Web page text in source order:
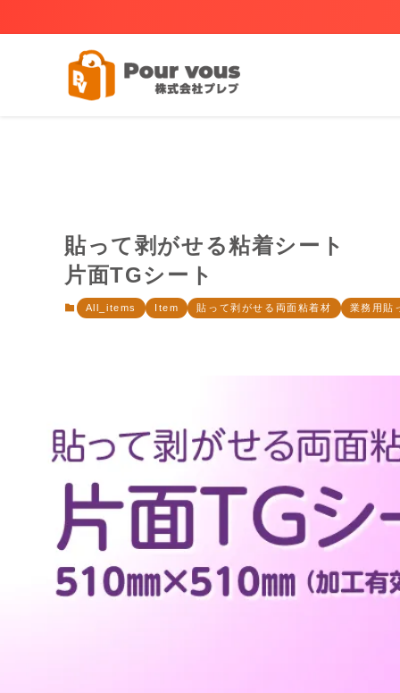
貼って剥がせる粘着シート
片面TGシート
All_items Item 貼って剥がせる両面粘着材 業務用貼